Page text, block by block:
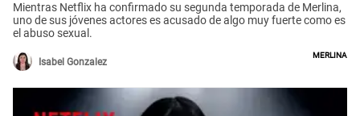
Mientras Netflix ha confirmado su segunda temporada de Merlina,
uno de sus jóvenes actores es acusado de algo muy fuerte como es
el abuso sexual.
Isabel Gonzalez
Merlina